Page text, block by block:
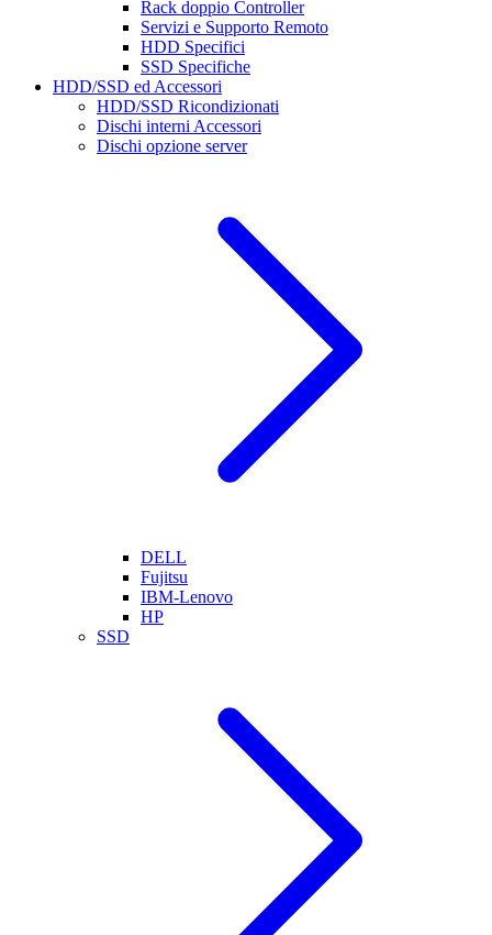
Rack doppio Controller
Servizi e Supporto Remoto
HDD Specifici
SSD Specifiche
HDD/SSD ed Accessori
HDD/SSD Ricondizionati
Dischi interni Accessori
Dischi opzione server
DELL
Fujitsu
IBM-Lenovo
HP
SSD